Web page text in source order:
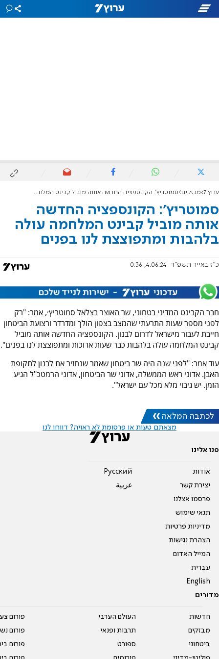
ערוץ 7 מבזקים סמוטריץ': הקונספציה החדשה אותה מוביל קבינט המלחמה עולה בלהבות ומתפוצצת לנו בפנים
סמוטריץ': הקונספציה החדשה
אותה מוביל קבינט המלחמה עולה
בלהבות ומתפוצצת לנו בפנים
כ"ז באייר תשפ"ד 4.06.24, 0:36
חבר הקבינט המדיני בטחוני, שר האוצר בצלאל סמוטריץ׳, אמר: "רק
לפני מספר שעות התרעתי שהמצב בצפון הולך ומדרדר ורצועת הביטחון
חייבת לעבור מישראל לדרום לבנון. הקונספציה החדשה אותה מוביל
קבינט המלחמה עולה בלהבות כבר שעות ארוכות ומתפוצצת לנו בפנים".
עוד אמר: "לפני שנה היה שר ביטחון שאמר שנחזיר את לבנון לתקופת
האבן. אדוני ראש הממשלה, אדוני שר הביטחון, אדוני הרמטכ"ל הגיע
הזמן. יש גיבוי מלא מכל עם ישראל".
לכתבה המלאה
מצאתם טעות או פרסומת לא ראויה? דווחו לנו
פנו אלינו
אודות
יצירת קשר
פרסמו אצלנו
תנאי שימוש
מדיניות פרטיות
הצהרת נגישות
המייל האדום
עברית
English
Pусский
عربية
מדורים
חדשות
מבזקים
ביטחוני
העולם הערבי
תרבות ופנאי
ספורט
פורום
פורום
פורום